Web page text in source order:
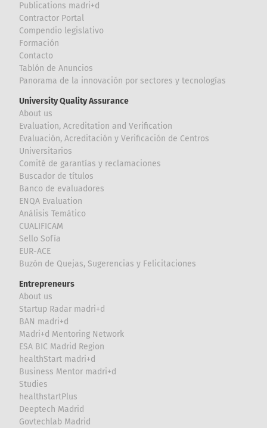
Publications madri+d
Contractor Portal
Compendio legislativo
Formación
Contacto
Tablón de Anuncios
Panorama de la innovación por sectores y tecnologías
University Quality Assurance
About us
Evaluation, Acreditation and Verification
Evaluación, Acreditación y Verificación de Centros
Universitarios
Comité de garantías y reclamaciones
Buscador de títulos
Banco de evaluadores
ENQA Evaluation
Análisis Temático
CUALIFICAM
Sello Sofía
EUR-ACE
Buzón de Quejas, Sugerencias y Felicitaciones
Entrepreneurs
About us
Startup Radar madri+d
BAN madri+d
Madri+d Mentoring Network
ESA BIC Madrid Region
healthStart madri+d
Business Mentor madri+d
Studies
healthstartPlus
Deeptech Madrid
Govtechlab Madrid